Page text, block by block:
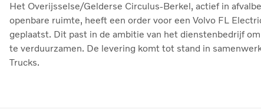
Het Overijsselse/Gelderse Circulus-Berkel, actief in
openbare ruimte, heeft een order voor een Volvo FL
geplaatst. Dit past in de ambitie van het dienstenbedrijf
te verduurzamen. De levering komt tot stand in
Trucks.